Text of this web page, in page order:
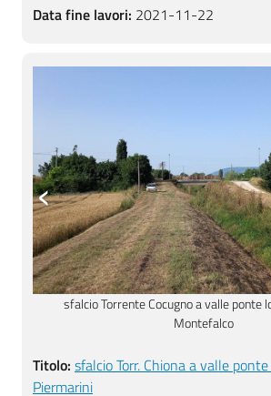
Data fine lavori: 2021-11-22
sfalcio Torrente Cocugno a valle ponte
Montefalco
‹
Titolo: sfalcio Torr. Chiona a valle
Piermarini